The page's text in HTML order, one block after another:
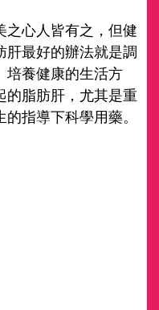
之心人皆有之，但健
肝最好的辦法就是調
培養健康的生活方
的脂肪肝，尤其是重
指導下科學用藥。